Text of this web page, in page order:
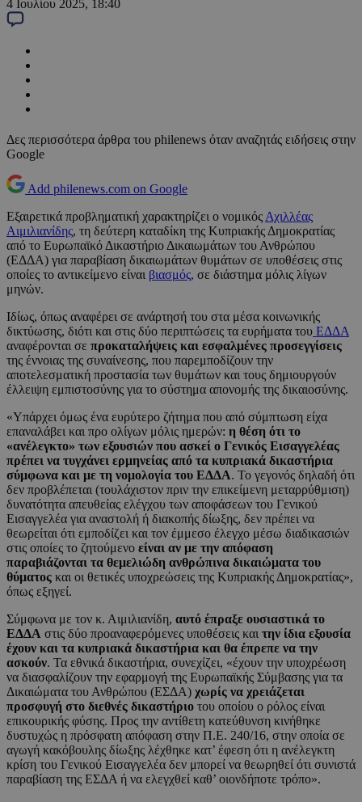
4 Ιουλίου 2025, 18:40
Δες περισσότερα άρθρα του philenews όταν αναζητάς ειδήσεις στην
Google
Add philenews.com on Google
Εξαιρετικά προβληματική χαρακτηρίζει ο νομικός Αχιλλέας
Αιμιλιανίδης, τη δεύτερη καταδίκη της Κυπριακής Δημοκρατίας
από το Ευρωπαϊκό Δικαστήριο Δικαιωμάτων του Ανθρώπου
(ΕΔΔΑ) για παραβίαση δικαιωμάτων θυμάτων σε υποθέσεις στις
οποίες το αντικείμενο είναι βιασμός, σε διάστημα μόλις λίγων
μηνών.
Ιδίως, όπως αναφέρει σε ανάρτησή του στα μέσα κοινωνικής
δικτύωσης, διότι και στις δύο περιπτώσεις τα ευρήματα του ΕΔΔΑ
αναφέρονται σε προκαταλήψεις και εσφαλμένες προσεγγίσεις
της έννοιας της συναίνεσης, που παρεμποδίζουν την
αποτελεσματική προστασία των θυμάτων και τους δημιουργούν
έλλειψη εμπιστοσύνης για το σύστημα απονομής της δικαιοσύνης.
«Υπάρχει όμως ένα ευρύτερο ζήτημα που από σύμπτωση είχα
επαναλάβει και προ ολίγων μόλις ημερών: η θέση ότι το
«ανέλεγκτο» των εξουσιών που ασκεί ο Γενικός Εισαγγελέας
πρέπει να τυγχάνει ερμηνείας από τα κυπριακά δικαστήρια
σύμφωνα και με τη νομολογία του ΕΔΔΑ. Το γεγονός δηλαδή ότι
δεν προβλέπεται (τουλάχιστον πριν την επικείμενη μεταρρύθμιση)
δυνατότητα απευθείας ελέγχου των αποφάσεων του Γενικού
Εισαγγελέα για αναστολή ή διακοπής δίωξης, δεν πρέπει να
θεωρείται ότι εμποδίζει και τον έμμεσο έλεγχο μέσω διαδικασιών
στις οποίες το ζητούμενο είναι αν με την απόφαση
παραβιάζονται τα θεμελιώδη ανθρώπινα δικαιώματα του
θύματος και οι θετικές υποχρεώσεις της Κυπριακής Δημοκρατίας»,
όπως εξηγεί.
Σύμφωνα με τον κ. Αιμιλιανίδη, αυτό έπραξε ουσιαστικά το
ΕΔΔΑ στις δύο προαναφερόμενες υποθέσεις και την ίδια εξουσία
έχουν και τα κυπριακά δικαστήρια και θα έπρεπε να την
ασκούν. Τα εθνικά δικαστήρια, συνεχίζει, «έχουν την υποχρέωση
να διασφαλίζουν την εφαρμογή της Ευρωπαϊκής Σύμβασης για τα
Δικαιώματα του Ανθρώπου (ΕΣΔΑ) χωρίς να χρειάζεται
προσφυγή στο διεθνές δικαστήριο του οποίου ο ρόλος είναι
επικουρικής φύσης. Προς την αντίθετη κατεύθυνση κινήθηκε
δυστυχώς η πρόσφατη απόφαση στην Π.Ε. 240/16, στην οποία σε
αγωγή κακόβουλης δίωξης λέχθηκε κατ’ έφεση ότι η ανέλεγκτη
κρίση του Γενικού Εισαγγελέα δεν μπορεί να θεωρηθεί ότι συνιστά
παραβίαση της ΕΣΔΑ ή να ελεγχθεί καθ’ οιονδήποτε τρόπο».